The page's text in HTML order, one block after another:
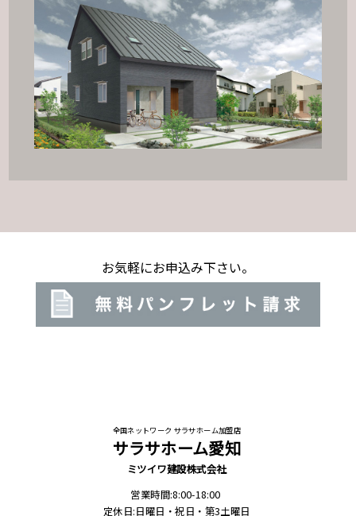
お気軽にお申込み下さい。
全国ネットワーク サラサホーム加盟店
サラサホーム愛知
ミツイワ建設株式会社
営業時間:8:00-18:00
定休日:日曜日・祝日・第3土曜日